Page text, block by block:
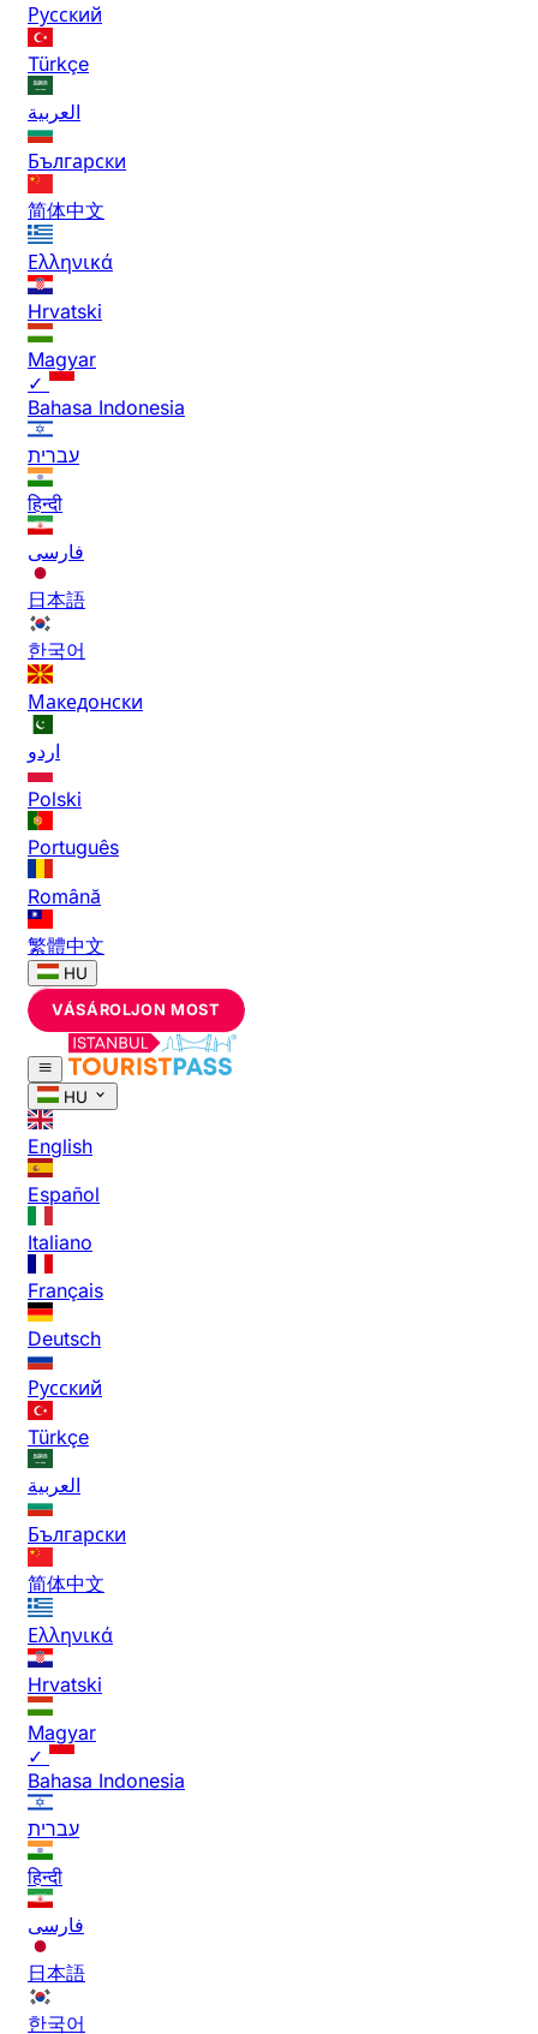
Русский
Türkçe
العربية
Български
简体中文
Ελληνικά
Hrvatski
Magyar
✓
Bahasa Indonesia
עברית
हिन्दी
فارسی
日本語
한국어
Македонски
اردو
Polski
Português
Română
繁體中文
HU
VÁSÁROLJON MOST
HU
English
Español
Italiano
Français
Deutsch
Русский
Türkçe
العربية
Български
简体中文
Ελληνικά
Hrvatski
Magyar
✓
Bahasa Indonesia
עברית
हिन्दी
فارسی
日本語
한국어